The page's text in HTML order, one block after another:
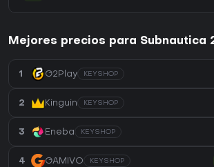
Mejores precios para Subnautica
1 G2Play KEYSHOP
2 Kinguin KEYSHOP
3 Eneba KEYSHOP
4 GAMIVO KEYSHOP